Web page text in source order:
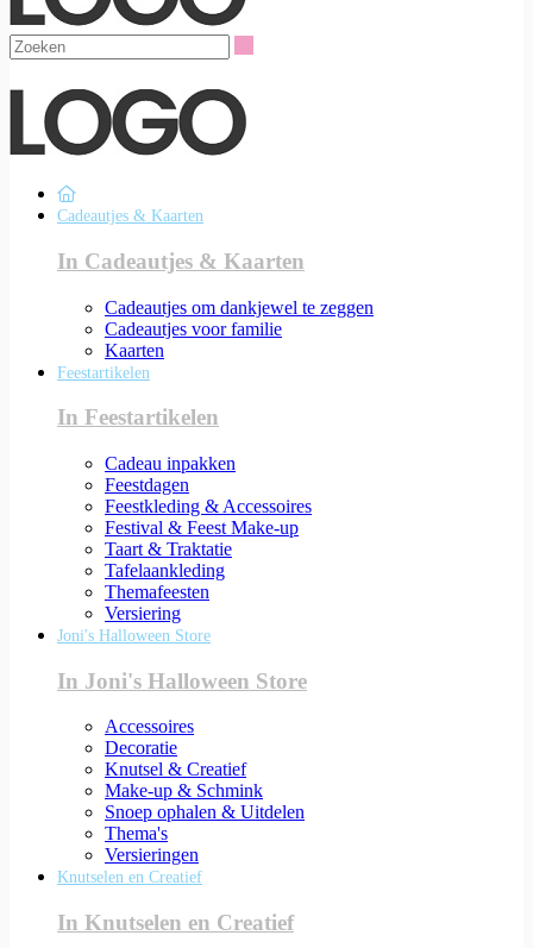
Cadeautjes & Kaarten
In Cadeautjes & Kaarten
Cadeautjes om dankjewel te zeggen
Cadeautjes voor familie
Kaarten
Feestartikelen
In Feestartikelen
Cadeau inpakken
Feestdagen
Feestkleding & Accessoires
Festival & Feest Make-up
Taart & Traktatie
Tafelaankleding
Themafeesten
Versiering
Joni's Halloween Store
In Joni's Halloween Store
Accessoires
Decoratie
Knutsel & Creatief
Make-up & Schmink
Snoep ophalen & Uitdelen
Thema's
Versieringen
Knutselen en Creatief
In Knutselen en Creatief